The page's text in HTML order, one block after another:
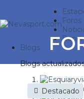
Foros
Blogs
Blogs
Destacado